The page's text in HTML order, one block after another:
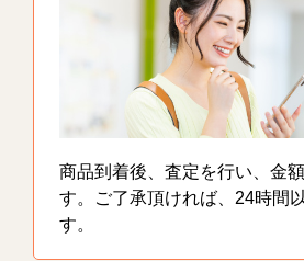
商品到着後、査定を行い、金
す。ご了承頂ければ、24時間
す。